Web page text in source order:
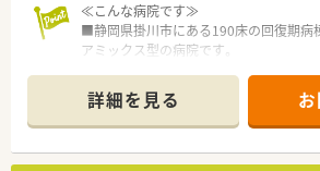
≪こんな病院です≫
■静岡県掛川市にある190床の回復期病
アミックス型の病院です。
■2015年に新築、院内は明るく開放的で
境です。
■入院、リハビリ、在宅まで患者さん一
った医療介護サービスを提供しています
詳細を見る